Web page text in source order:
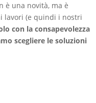
è una novità, ma è
lavori (e quindi i nostri
con la consapevolezza
scegliere le soluzioni